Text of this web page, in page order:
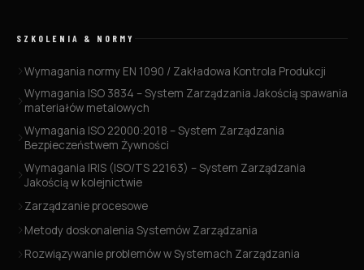
SZKOLENIA & NORMY
Wymagania normy EN 1090 / Zakładowa Kontrola Produkcji
Wymagania ISO 3834 – System Zarządzania Jakością spawania
materiałów metalowych
Wymagania ISO 22000:2018 – System Zarządzania
Bezpieczeństwem Żywności
Wymagania IRIS (ISO/TS 22163) – System Zarządzania
Jakością w kolejnictwie
Zarządzanie procesowe
Metody doskonalenia Systemów Zarządzania
Rozwiązywanie problemów w Systemach Zarządzania